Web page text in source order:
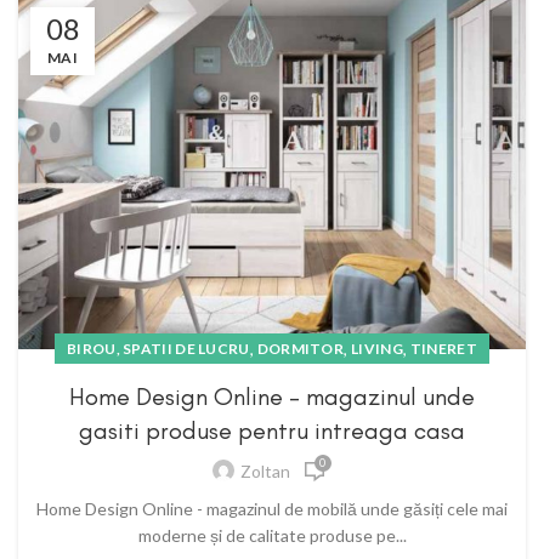
08
MAI
BIROU, SPATII DE LUCRU, DORMITOR, LIVING, TINERET
Home Design Online – magazinul unde
gasiti produse pentru intreaga casa
Zoltan 0
Home Design Online - magazinul de mobilă unde găsiți cele mai
moderne și de calitate produse pe...